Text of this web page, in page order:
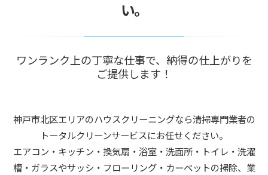
い。
ワンランク上の丁寧な仕事で、納得の仕上がりを
ご提供します！
神戸市北区エリアのハウスクリーニングなら清掃専門業者の
トータルクリーンサービスにお任せください。
エアコン・キッチン・換気扇・浴室・洗面所・トイレ・洗濯
槽・ガラスやサッシ・フローリング・カーペットの掃除、業